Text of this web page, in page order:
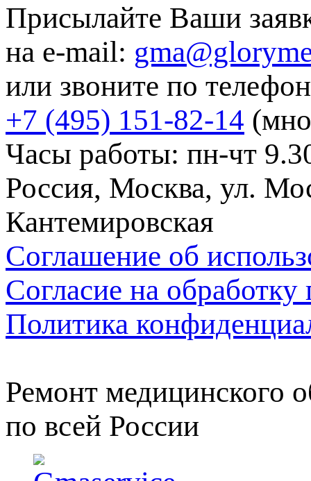
Присылайте Ваши
на e-mail:
или звоните по
+7 (495) 151-82-14
Часы работы: пн-чт
Россия, Москва, ул.
Кантемировская
Соглашение об
Согласие на
Политика
Ремонт медицинского
по всей России